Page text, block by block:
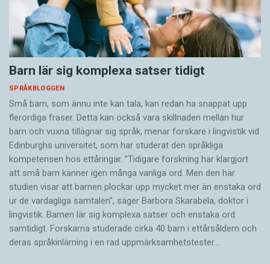
Barn lär sig komplexa satser tidigt
SPRÅKBLOGGEN
Små barn, som ännu inte kan tala, kan redan ha snappat upp
flerordiga fraser. Detta kan också vara skillnaden mellan hur
barn och vuxna tillägnar sig språk, menar forskare i lingvistik vid
Edinburghs universitet, som har studerat den språkliga
kompetensen hos ettåringar. ”Tidigare forskning har klargjort
att små barn känner igen många vanliga ord. Men den här
studien visar att barnen plockar upp mycket mer än enstaka ord
ur de vardagliga samtalen”, säger Barbora Skarabela, doktor i
lingvistik. Barnen lär sig komplexa satser och enstaka ord
samtidigt. Forskarna studerade cirka 40 barn i ettårsåldern och
deras språkinlärning i en rad uppmärksamhetstester.…